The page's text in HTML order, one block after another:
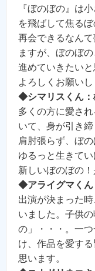
『ぼのぼの』は
を飛ばして焦る
再会できるなん
ますが、ぼのぼ
進めていきたいと
よろしくお願いし
◆シマリスくん：
多くの方に愛さ
いて、身が引き締
肩肘張らず、ぼ
ゆるっと生きてい
新しいぼのぼの
◆アライグマくん
出演が決まった
いました。子供
の」・・・。一
け、作品を愛す
思います。